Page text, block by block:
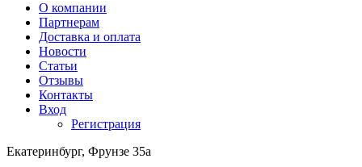
О компании
Партнерам
Доставка и оплата
Новости
Статьи
Отзывы
Контакты
Вход
Регистрация
Екатеринбург, Фрунзе 35а